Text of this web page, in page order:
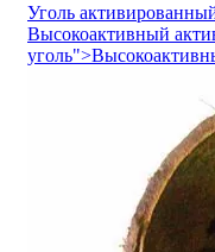
Уголь
Высокоактивный
уголь">